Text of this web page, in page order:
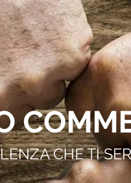
CO
CHE TI